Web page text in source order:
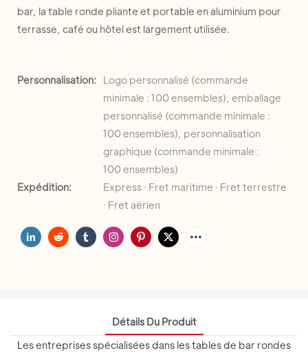
bar, la table ronde pliante et portable en aluminium pour
terrasse, café ou hôtel est largement utilisée.
Personnalisation:
Logo personnalisé (commande
minimale : 100 ensembles), emballage
personnalisé (commande minimale :
100 ensembles), personnalisation
graphique (commande minimale :
100 ensembles)
Expédition:
Express · Fret maritime · Fret terrestre
· Fret aérien
Détails Du Produit
Les entreprises spécialisées dans les tables de bar rondes